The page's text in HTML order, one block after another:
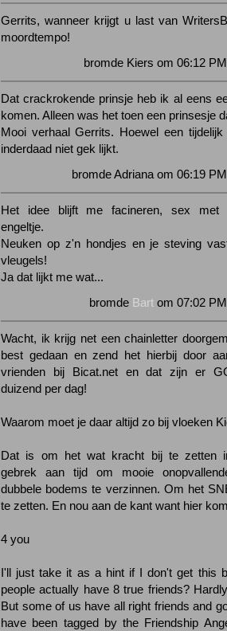
Gerrits, wanneer krijgt u last van
moordtempo!
bromde Kiers om 06:12
Dat crackrokende prinsje heb ik al eens
komen. Alleen was het toen een prinsesje
Mooi verhaal Gerrits. Hoewel een
inderdaad niet gek lijkt.
bromde Adriana om 06:19
Het idee blijft me facineren, sex met
engeltje.
Neuken op z'n hondjes en je steving
vleugels!
Ja dat lijkt me wat...
bromde Bart om 07:02
Wacht, ik krijg net een chainletter
best gedaan en zend het hierbij door
vrienden bij Bicat.net en dat zijn er
duizend per dag!
Waarom moet je daar altijd zo bij vloeken
Dat is om het wat kracht bij te zetten
gebrek aan tijd om mooie
dubbele bodems te verzinnen. Om het
te zetten. En nou aan de kant want hier
4 you
I'll just take it as a hint if I don't get this
people actually have 8 true friends?
But some of us have all right friends and
have been tagged by the Friendship